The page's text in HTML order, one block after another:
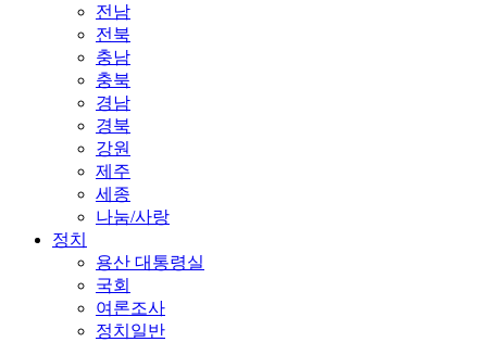
전남
전북
충남
충북
경남
경북
강원
제주
세종
나눔/사랑
정치
용산 대통령실
국회
여론조사
정치일반